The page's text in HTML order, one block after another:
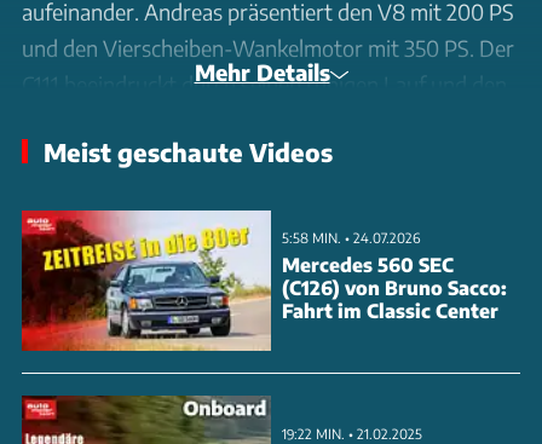
aufeinander. Andreas präsentiert den V8 mit 200 PS
und den Vierscheiben-Wankelmotor mit 350 PS. Der
C111 beeindruckt durch seinen ruhigen Lauf und den
Trotz seiner beeindruckenden Leistung wurde die
der Verbrauch zu hoch war. Die Fahrzeuge sind
heute unbezahlbar und bieten ein einmaliges
Fahrerlebnis. Erleben Sie die Faszination dieser
automobilen Legenden und erfahren Sie mehr über
ihre Geschichte. Schauen Sie sich das Video an, um
mehr zu erfahren.
Mehr Details
Meist geschaute Videos
5:58 MIN. • 24.07.2026
Mercedes 560 SEC
(C126) von Bruno Sacco:
Fahrt im Classic Center
19:22 MIN. • 21.02.2025